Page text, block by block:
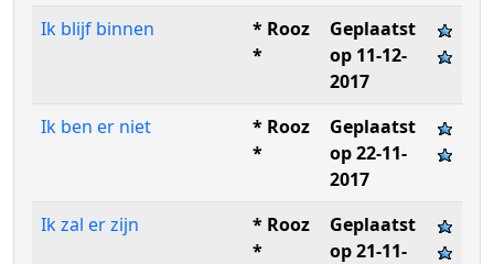
Ik blijf binnen
* Rooz
*
Geplaatst
op 11-12-
2017
Ik ben er niet
* Rooz
*
Geplaatst
op 22-11-
2017
Ik zal er zijn
* Rooz
*
Geplaatst
op 21-11-